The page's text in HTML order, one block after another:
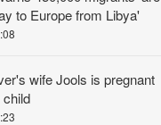
to Europe from Libya'
wife Jools is pregnant
child